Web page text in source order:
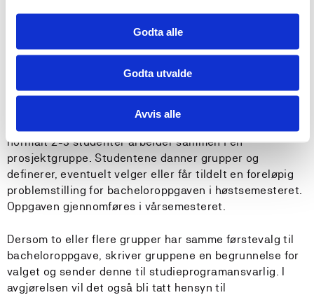
Godta alle
Godta utvalde
Avvis alle
Studiepoengene må være bestått innen 1. september i
høstsemesteret for oppgaver som skal leveres i
påfølgende vårsemester.
Undervisnings- og læringsformer
Undervisning og prosjektarbeid med veiledning, der
normalt 2-3 studenter arbeider sammen i en
prosjektgruppe. Studentene danner grupper og
definerer, eventuelt velger eller får tildelt en foreløpig
problemstilling for bacheloroppgaven i høstsemesteret.
Oppgaven gjennomføres i vårsemesteret.
Dersom to eller flere grupper har samme førstevalg til
bacheloroppgave, skriver gruppene en begrunnelse for
valget og sender denne til studieprogramansvarlig. I
avgjørelsen vil det også bli tatt hensyn til